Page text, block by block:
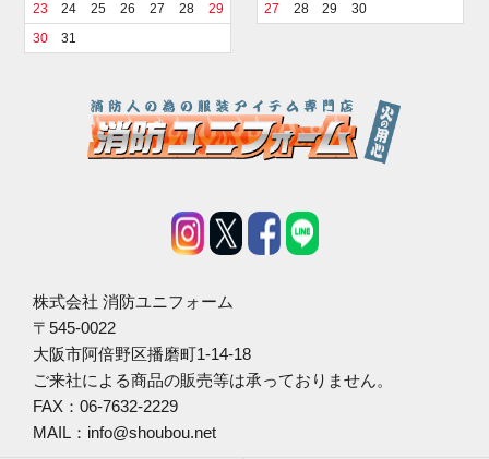
23
24 25 26 27 28
29
30
31
27
28 29 30
株式会社 消防ユニフォーム
〒545-0022
大阪市阿倍野区播磨町1-14-18
ご来社による商品の販売等は承っておりません。
FAX：06-7632-2229
MAIL：info@shoubou.net